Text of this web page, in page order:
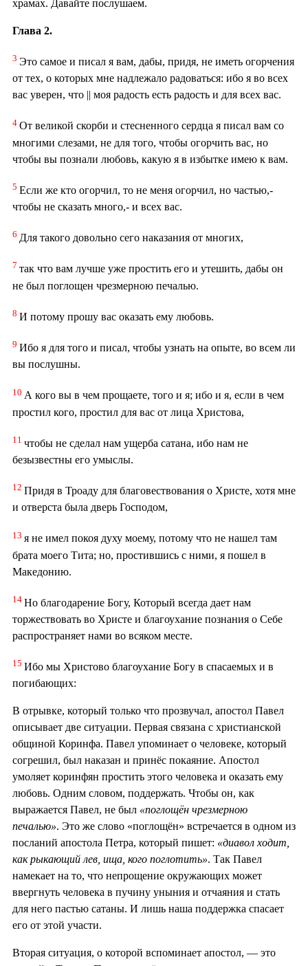
храмах. Давайте послушаем.
Глава 2.
3 Это самое и писал я вам, дабы, придя, не иметь огорчения
от тех, о которых мне надлежало радоваться: ибо я во всех
вас уверен, что || моя радость есть радость и для всех вас.
4 От великой скорби и стесненного сердца я писал вам со
многими слезами, не для того, чтобы огорчить вас, но
чтобы вы познали любовь, какую я в избытке имею к вам.
5 Если же кто огорчил, то не меня огорчил, но частью,-
чтобы не сказать много,- и всех вас.
6 Для такого довольно сего наказания от многих,
7 так что вам лучше уже простить его и утешить, дабы он
не был поглощен чрезмерною печалью.
8 И потому прошу вас оказать ему любовь.
9 Ибо я для того и писал, чтобы узнать на опыте, во всем ли
вы послушны.
10 А кого вы в чем прощаете, того и я; ибо и я, если в чем
простил кого, простил для вас от лица Христова,
11 чтобы не сделал нам ущерба сатана, ибо нам не
безызвестны его умыслы.
12 Придя в Троаду для благовествования о Христе, хотя мне
и отверста была дверь Господом,
13 я не имел покоя духу моему, потому что не нашел там
брата моего Тита; но, простившись с ними, я пошел в
Македонию.
14 Но благодарение Богу, Который всегда дает нам
торжествовать во Христе и благоухание познания о Себе
распространяет нами во всяком месте.
15 Ибо мы Христово благоухание Богу в спасаемых и в
погибающих:
В отрывке, который только что прозвучал, апостол Павел
описывает две ситуации. Первая связана с христианской
общиной Коринфа. Павел упоминает о человеке, который
согрешил, был наказан и принёс покаяние. Апостол
умоляет коринфян простить этого человека и оказать ему
любовь. Одним словом, поддержать. Чтобы он, как
выражается Павел, не был «поглощён чрезмерною
печалью». Это же слово «поглощён» встречается в одном из
посланий апостола Петра, который пишет: «диавол ходит,
как рыкающий лев, ища, кого поглотить». Так Павел
намекает на то, что непрощение окружающих может
ввергнуть человека в пучину уныния и отчаяния и стать
для него пастью сатаны. И лишь наша поддержка спасает
его от этой участи.
Вторая ситуация, о которой вспоминает апостол, — это